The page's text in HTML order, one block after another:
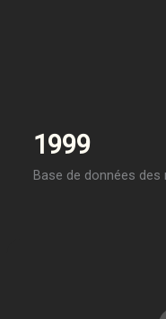
1999
Base de données des